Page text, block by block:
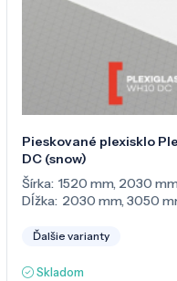
Pieskované plexisklo
DC (snow)
Šírka: 1520 mm, 2030
Dĺžka: 2030 mm,3050
Ďalšie varianty
Skladom